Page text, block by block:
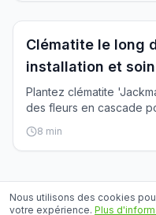
Inspiration
Clématite le long
installation et
anglais
Plantez clématite
des fleurs en cascade
clématite et taillez
8 min
En tant que partenaire
Nous utilisons des cookies
votre expérience. Plus